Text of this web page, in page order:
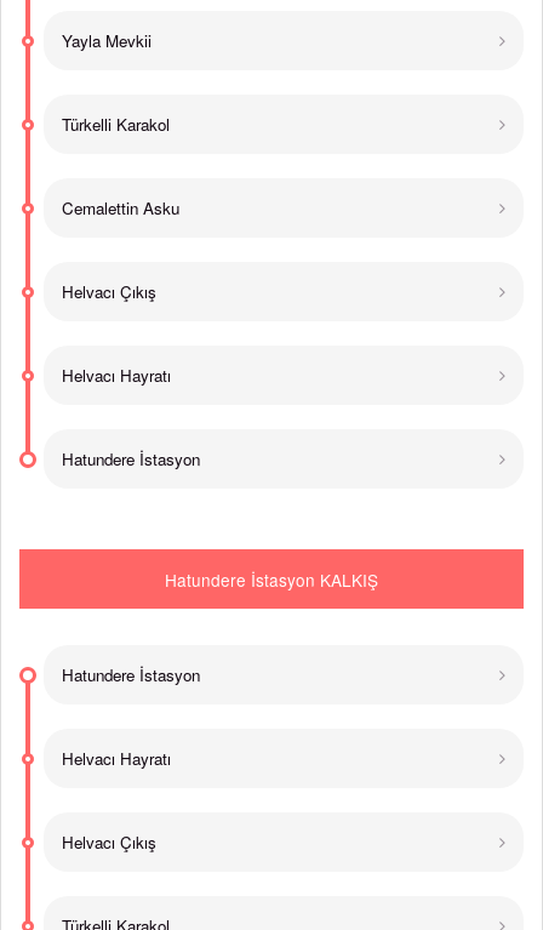
Yayla Mevkii
Türkelli Karakol
Cemalettin Asku
Helvacı Çıkış
Helvacı Hayratı
Hatundere İstasyon
Hatundere İstasyon KALKIŞ
Hatundere İstasyon
Helvacı Hayratı
Helvacı Çıkış